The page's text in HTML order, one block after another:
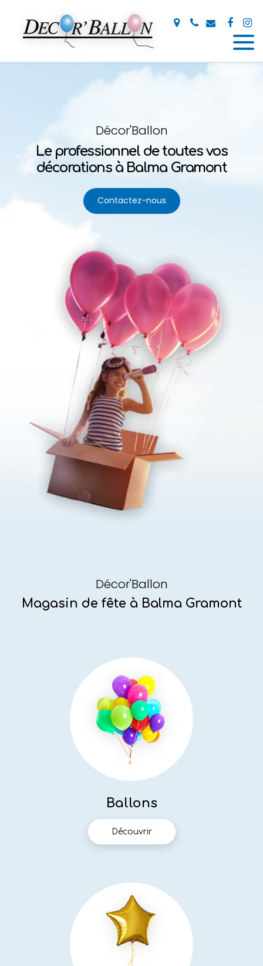
Décor'Ballon
Le professionnel de toutesvos
décorations à Balma Gramont
Contactez-nous
Décor'Ballon
Magasin de fête à Balma Gramont
Ballons
Découvrir